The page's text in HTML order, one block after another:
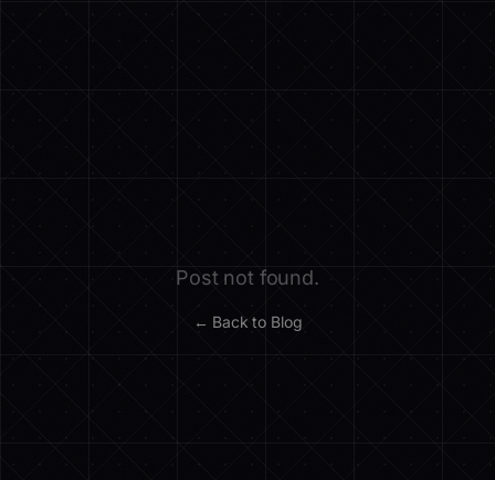
Post not found.
← Back to Blog